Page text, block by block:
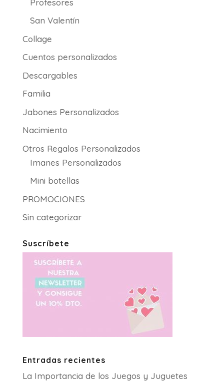
San Valentín
Collage
Cuentos personalizados
Descargables
Familia
Jabones Personalizados
Nacimiento
Otros Regalos Personalizados
Imanes Personalizados
Mini botellas
PROMOCIONES
Sin categorizar
Suscríbete
Entradas recientes
La Importancia de los Juegos y Juguetes